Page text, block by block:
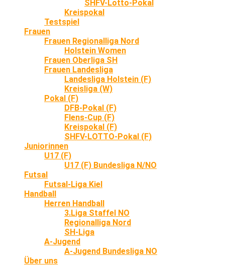
SHFV-Lotto-Pokal
Kreispokal
Testspiel
Frauen
Frauen Regionalliga Nord
Holstein Women
Frauen Oberliga SH
Frauen Landesliga
Landesliga Holstein (F)
Kreisliga (W)
Pokal (F)
DFB-Pokal (F)
Flens-Cup (F)
Kreispokal (F)
SHFV-LOTTO-Pokal (F)
Juniorinnen
U17 (F)
U17 (F) Bundesliga N/NO
Futsal
Futsal-Liga Kiel
Handball
Herren Handball
3.Liga Staffel NO
Regionalliga Nord
SH-Liga
A-Jugend
A-Jugend Bundesliga NO
Über uns